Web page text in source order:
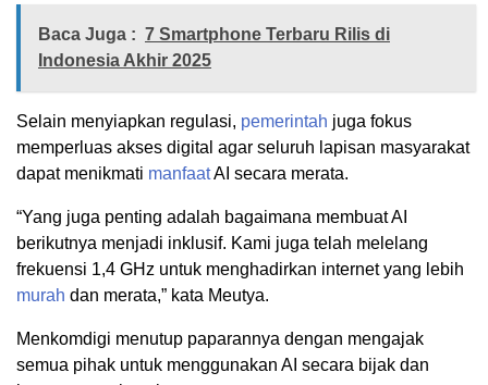
Baca Juga : 7 Smartphone Terbaru Rilis di
Indonesia Akhir 2025
Selain menyiapkan regulasi, pemerintah juga fokus
memperluas akses digital agar seluruh lapisan masyarakat
dapat menikmati manfaatAI secara merata.
“Yang juga penting adalah bagaimana membuat AI
berikutnya menjadi inklusif. Kami juga telah melelang
frekuensi 1,4 GHz untuk menghadirkan internet yang lebih
murah dan merata,” kata Meutya.
Menkomdigi menutup paparannya dengan mengajak
semua pihak untuk menggunakan AI secara bijak dan